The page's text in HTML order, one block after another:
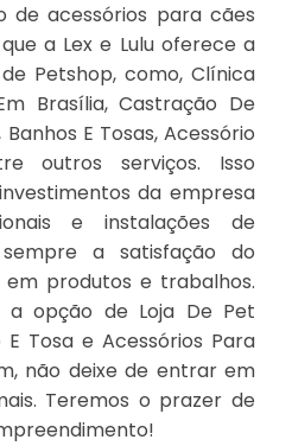
de acessórios para cães
a Lex e Lulu oferece a
Petshop, como, Clínica
Brasília, Castração De
E Tosas, Acessório
outros serviços. Isso
da empresa
e instalações de
sempre a satisfação do
produtos e trabalhos.
a opção de Loja De Pet
Tosa e Acessórios Para
não deixe de entrar em
Teremos o prazer de